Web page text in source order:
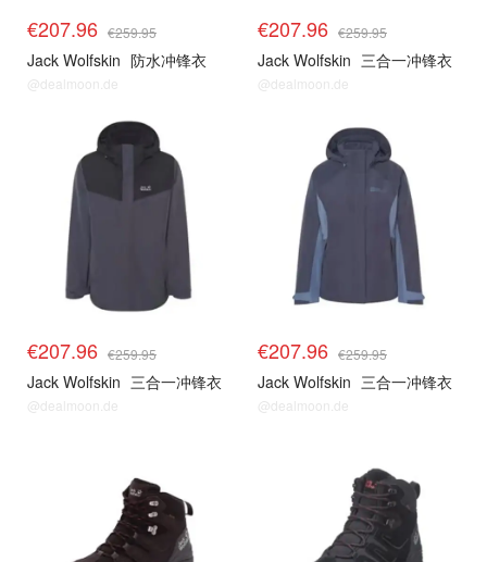
€207.96 €259.95
Jack Wolfskin 防水冲锋衣
@dealmoon.de
€207.96 €259.95
Jack Wolfskin 三合一冲锋衣
@dealmoon.de
€207.96 €259.95
Jack Wolfskin 三合一冲锋衣
@dealmoon.de
€207.96 €259.95
Jack Wolfskin 三合一冲锋衣
@dealmoon.de